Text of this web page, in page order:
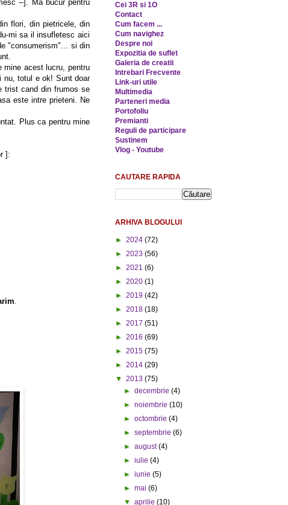
--]. Ma bucur pentru
flori, din pietricele, din
mi sa il insufletesc aici
"consumerism"... si din
mine acest lucru, pentru
nu, totul e ok! Sunt doar
trist cand din frumos se
este intre prieteni. Ne
Plus ca pentru mine
]:
.
Cei 3R si 1O
Contact
Cum facem ...
Cum navighez
Despre noi
Expozitia de suflet
Galeria de creatii
Intrebari Frecvente
Link-uri utile
Multimedia
Parteneri media
Portofoliu
Premianti
Reguli de participare
Sustinem
Vlog - Youtube
CAUTARE RAPIDA
ARHIVA BLOGULUI
► 2024 (72)
► 2023 (56)
► 2021 (6)
► 2020 (1)
► 2019 (42)
► 2018 (18)
► 2017 (51)
► 2016 (69)
► 2015 (75)
► 2014 (29)
▼ 2013 (75)
►decembrie(4)
►noiembrie(10)
►octombrie(4)
►septembrie(6)
►august(4)
►iulie(4)
►iunie(5)
►mai(6)
▼aprilie(10)